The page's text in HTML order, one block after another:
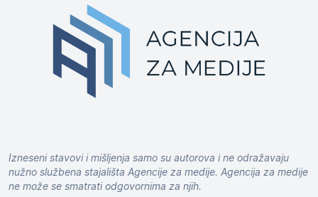
Izneseni stavovi i mišljenja samo su autorova i ne odražavaju
nužno službena stajališta Agencije za medije. Agencija za medije
ne može se smatrati odgovornima za njih.